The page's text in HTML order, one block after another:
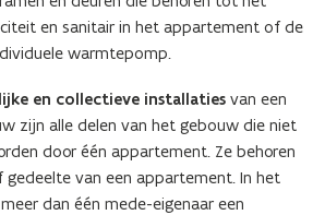
en sanitair in het appartement of de
warmtepomp.
en collectieve installaties van een
zijn alle delen van het gebouw die niet
door één appartement. Ze behoren
van een appartement. In het
dan één mede-eigenaar een